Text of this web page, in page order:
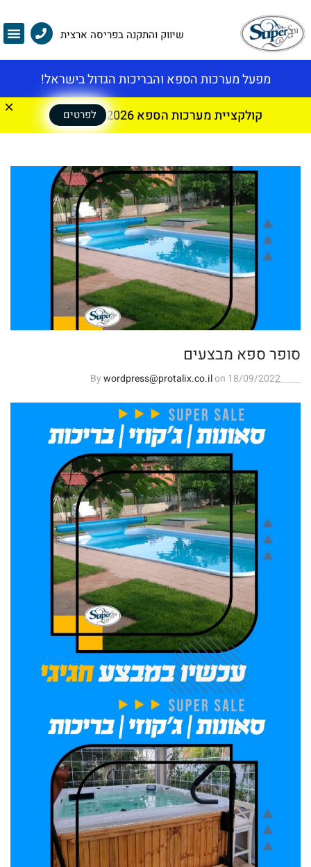
שיווק והתקנה בפריסה ארצית
מפעל מערכות הספא והבריכות הגדול בישראל!
קולקציית מערכות הספא 2026
לפרטים
סופר ספא מבצעים
Bywordpress@protalix.co.ilon 18/09/2022